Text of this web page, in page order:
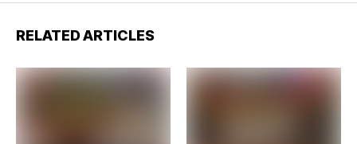
RELATED ARTICLES